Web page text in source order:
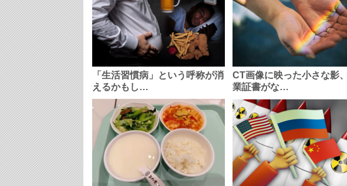
「生活習慣病」という呼称が消
えるかもし…
CT画像に映った小さな影
業証書がな…